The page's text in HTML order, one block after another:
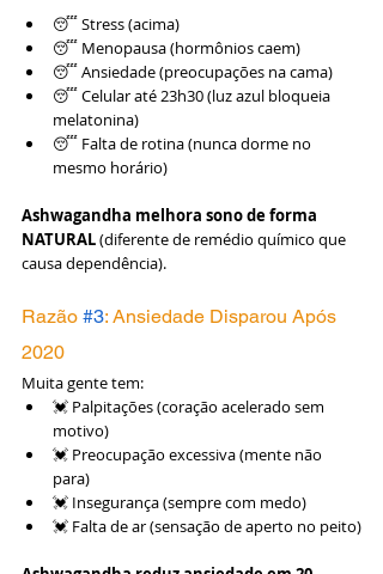
😴 Stress (acima)
😴 Menopausa (hormônios caem)
😴 Ansiedade (preocupações na cama)
😴 Celular até 23h30 (luz azul bloqueia
melatonina)
😴 Falta de rotina (nunca dorme no
mesmo horário)
Ashwagandha melhora sono de forma
NATURAL (diferente de remédio químico que
causa dependência).
Razão #3: Ansiedade Disparou Após
2020
Muita gente tem:
💓 Palpitações (coração acelerado sem
motivo)
💓 Preocupação excessiva (mente não
para)
💓 Insegurança (sempre com medo)
💓 Falta de ar (sensação de aperto no peito)